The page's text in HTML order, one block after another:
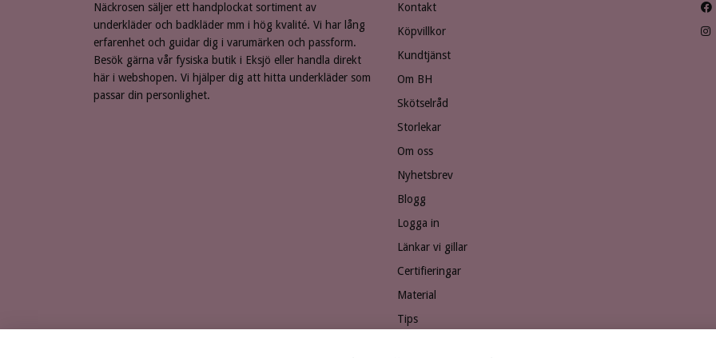
Näckrosen säljer ett handplockat sortiment av
underkläder och badkläder mm i hög kvalité. Vi har lång
erfarenhet och guidar dig i varumärken och passform.
Besök gärna vår fysiska butik i Eksjö eller handla direkt
här i webshopen. Vi hjälper dig att hitta underkläder som
passar din personlighet.
Kontakt
Köpvillkor
Kundtjänst
Om BH
Skötselråd
Storlekar
Om oss
Nyhetsbrev
Blogg
Logga in
Länkar vi gillar
Certifieringar
Material
Tips